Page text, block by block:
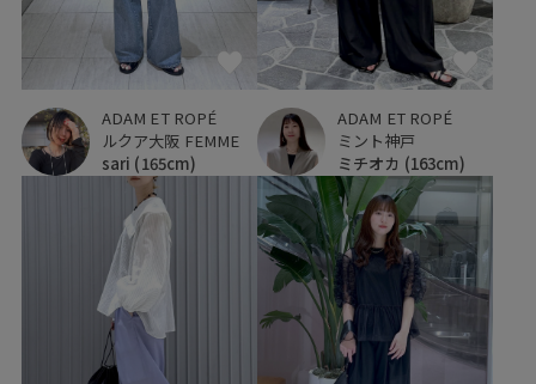
ADAM ET ROPÉ
ルクア大阪 FEMME
sari (165cm)
ADAM ET ROPÉ
ミント神戸
ミチオカ (163cm)